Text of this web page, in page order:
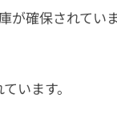
が確保されてい
います。